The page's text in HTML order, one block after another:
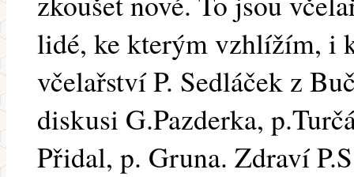
lidé, ke kterým vzhlížím, i
včelařství P. Sedláček z
diskusi G.Pazderka,
Přidal, p. Gruna. Zdraví P.S